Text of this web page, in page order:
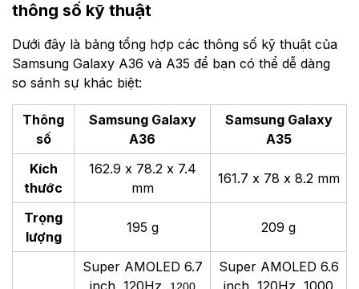
thông số kỹ thuật
Dưới đây là bảng tổng hợp các thông số kỹ thuật của
Samsung Galaxy A36 và A35 để bạn có thể dễ dàng
so sánh sự khác biệt:
Thông
số
Samsung Galaxy
A36
Samsung Galaxy
A35
Kích
thước
162.9 x 78.2 x 7.4
mm
161.7 x 78 x 8.2 mm
Trọng
lượng
195 g 209 g
Super AMOLED 6.7
Super AMOLED 6.6